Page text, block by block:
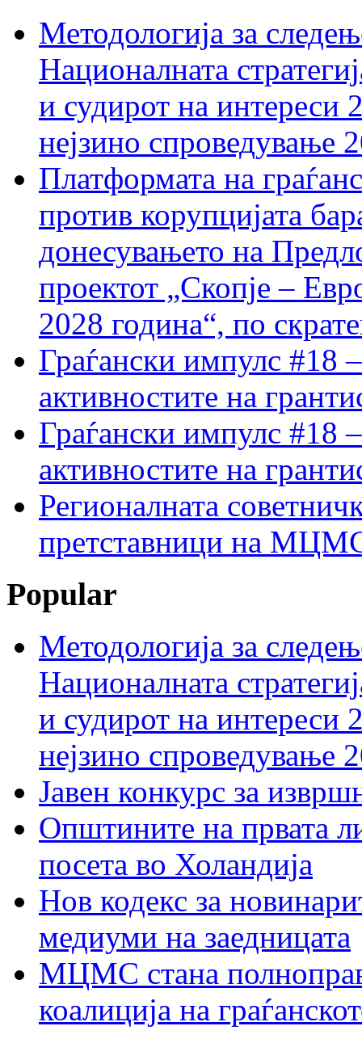
Методологија за
Националната
и судирот на интереси
нејзино спроведување
Платформата на
против корупцијата
донесувањето на
проектот „Скопје –
2028 година“, по
Граѓански импулс #18
активностите на
Граѓански импулс #18
активностите на
Регионалната
претставници на МЦМС
Popular
Методологија за
Националната
и судирот на интереси
нејзино спроведување
Јавен конкурс за
Општините на првата
посета во Холандија
Нов кодекс за
медиуми на заедницата
МЦМС стана
коалиција на